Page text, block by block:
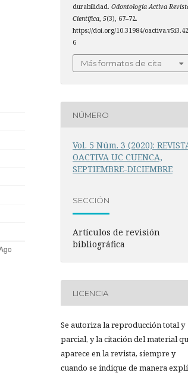
durabilidad.Odontología Activa
Científica ,5(3), 67–72.
https://doi.org/10.31984/
6
Más formatos de cita
NÚMERO
Vol. 5 Núm. 3 (2020):
OACTIVA UC CUENCA,
SEPTIEMBRE-DICIEMBRE
SECCIÓN
Artículos de revisión
bibliográfica
LICENCIA
Se autoriza la reproducción total y
parcial, y la citación del material
aparece en la revista, siempre y
cuando se indique de manera